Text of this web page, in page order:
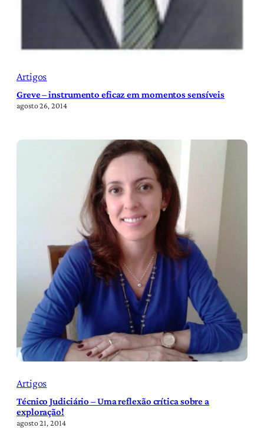
Artigos
Greve – instrumento eficaz em momentos sensíveis
agosto 26, 2014
Artigos
Técnico Judiciário – Uma reflexão crítica sobre a
exploração!
agosto 21, 2014